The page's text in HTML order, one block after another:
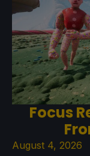
Focus
August 4, 2026